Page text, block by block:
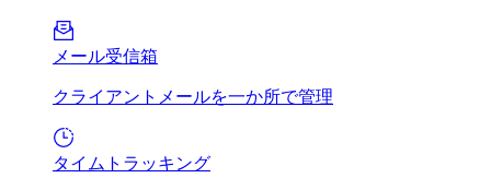
メール受信箱
クライアントメールを一か所で管理
タイムトラッキング